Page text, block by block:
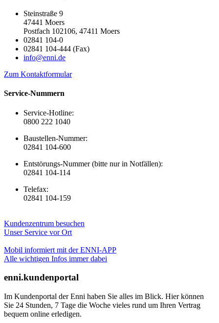
Steinstraße 9
47441 Moers
Postfach 102106, 47411 Moers
02841 104-0
02841 104-444 (Fax)
info@enni.de
Zum Kontaktformular
Service-Nummern
Service-Hotline:
0800 222 1040
Baustellen-Nummer:
02841 104-600
Entstörungs-Nummer (bitte nur in Notfällen):
02841 104-114
Telefax:
02841 104-159
Kundenzentrum besuchen
Unser Service vor Ort
Mobil informiert mit der ENNI-APP
Alle wichtigen Infos immer dabei
enni.kundenportal
Im Kundenportal der Enni haben Sie alles im Blick. Hier können
Sie 24 Stunden, 7 Tage die Woche vieles rund um Ihren Vertrag
bequem online erledigen.